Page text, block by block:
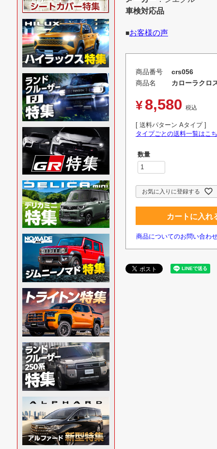
車検対応品
■お客様の声
商品番号
crs056
商品名
カローラクロ
¥ 8,580 税込
送料パターン Aタイプ
タイプごとの送料一覧はこ
お気に入りに登録する
カートに入れ
商品についてのお問い合わ